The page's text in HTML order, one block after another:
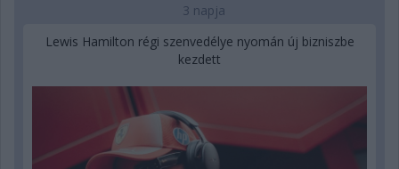
3 napja
Lewis Hamilton régi szenvedélye nyomán új bizniszbe
kezdett